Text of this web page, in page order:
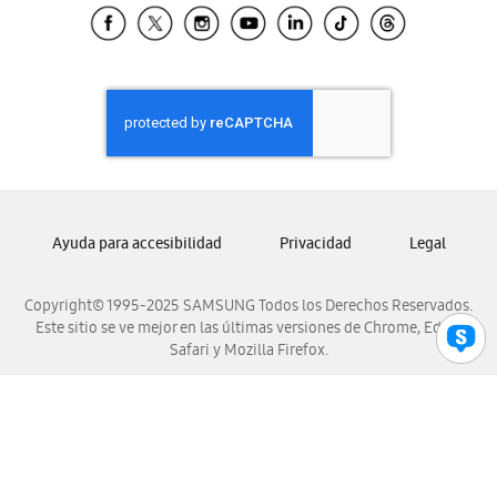
Samsung El Salvador
Samsung Honduras
Samsung Nicaragua
Samsung Panamá
Samsung Venezuela
Copyright© 1995-2025 SAMSUNG Todos los Derechos Reservados.
Este sitio se ve mejor en las últimas versiones de Chrome, Edge,
Safari y Mozilla Firefox.
Ayuda para accesibilidad Privacidad Legal